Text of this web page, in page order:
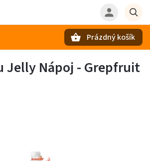
Prázdný košík
Jelly Nápoj - Grepfruit